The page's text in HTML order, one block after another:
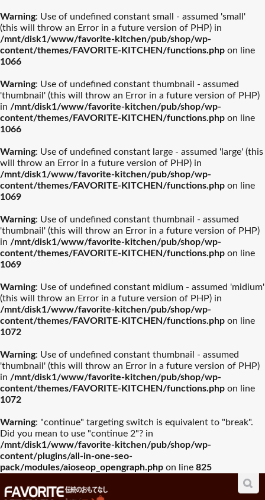
Warning: Use of undefined constant small - assumed 'small'
(this will throw an Error in a future version of PHP) in
/mnt/disk1/www/favorite-kitchen/pub/shop/wp-
content/themes/FAVORITE-KITCHEN/functions.php on line
1066
Warning: Use of undefined constant thumbnail - assumed
'thumbnail' (this will throw an Error in a future version of PHP)
in /mnt/disk1/www/favorite-kitchen/pub/shop/wp-
content/themes/FAVORITE-KITCHEN/functions.php on line
1066
Warning: Use of undefined constant large - assumed 'large' (this
will throw an Error in a future version of PHP) in
/mnt/disk1/www/favorite-kitchen/pub/shop/wp-
content/themes/FAVORITE-KITCHEN/functions.php on line
1069
Warning: Use of undefined constant thumbnail - assumed
'thumbnail' (this will throw an Error in a future version of PHP)
in /mnt/disk1/www/favorite-kitchen/pub/shop/wp-
content/themes/FAVORITE-KITCHEN/functions.php on line
1069
Warning: Use of undefined constant midium - assumed 'midium'
(this will throw an Error in a future version of PHP) in
/mnt/disk1/www/favorite-kitchen/pub/shop/wp-
content/themes/FAVORITE-KITCHEN/functions.php on line
1072
Warning: Use of undefined constant thumbnail - assumed
'thumbnail' (this will throw an Error in a future version of PHP)
in /mnt/disk1/www/favorite-kitchen/pub/shop/wp-
content/themes/FAVORITE-KITCHEN/functions.php on line
1072
Warning: "continue" targeting switch is equivalent to "break".
Did you mean to use "continue 2"? in
/mnt/disk1/www/favorite-kitchen/pub/shop/wp-
content/plugins/all-in-one-seo-
pack/modules/aioseop_opengraph.php on line 825